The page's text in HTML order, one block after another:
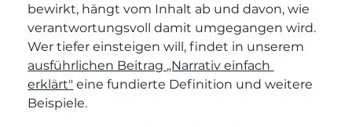
bewirkt, hängt vom Inhalt ab und davon, wie
verantwortungsvoll damit umgegangen wird.
Wer tiefer einsteigen will, findet in unserem
ausführlichen Beitrag „Narrativ einfach
erklärt" eine fundierte Definition und weitere
Beispiele.